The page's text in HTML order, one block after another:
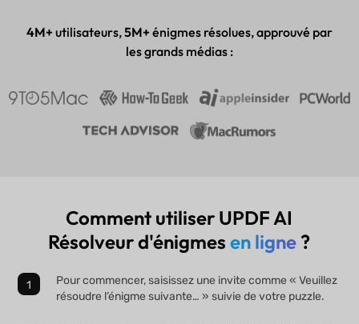
4M+ utilisateurs,5M+ énigmes résolues, approuvé par
les grands médias :
Comment utiliser UPDF AI
Résolveur d'énigmesen ligne?
Pour commencer, saisissez une invite comme « Veuillez
résoudre l’énigme suivante… » suivie de votre puzzle.